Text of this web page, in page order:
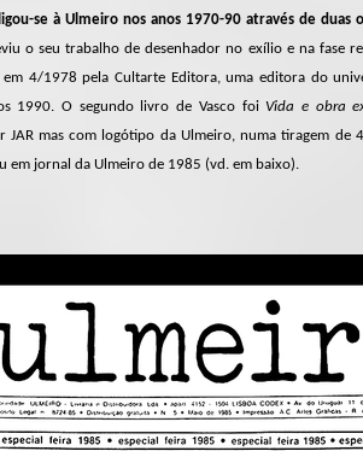
se à Ulmeiro nos anos 1970-90 através de duas
o seu trabalho de desenhador no exílio e na fase
em 4/1978 pela Cultarte Editora, uma editora do
1990. O segundo livro de Vasco foiVida e obra
mas com logótipo da Ulmeiro, numa tiragem de
em jornal da Ulmeiro de 1985 (vd. em baixo).